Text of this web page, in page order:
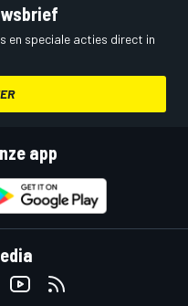
en speciale acties direct in
app